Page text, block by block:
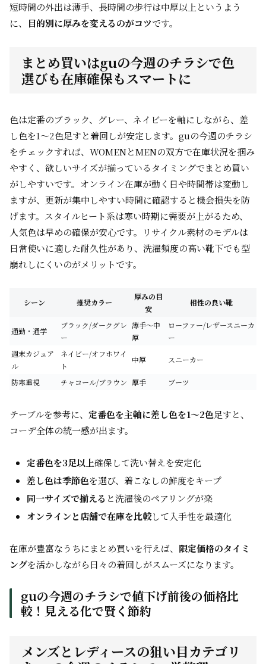
短時間の外出は薄手、長時間の歩行は中厚以上というよう
に、
目的別に厚みを変えるのがコツです。
まとめ買いはguの今週のチラシで色
選びも在庫確保もスマートに
色は定番のブラック、グレー、ネイビーを軸にしながら、差
し色を1～2色足すと着回しが安定します。guの今週のチラシ
をチェックすれば、WOMENとMENの双方で在庫状況を掴み
やすく、欲しいサイズが揃っているタイミングでまとめ買い
がしやすいです。オンライン在庫が動く日や時間帯は変動し
ますが、更新が集中しやすい時間に確認すると機会損失を防
げます。スタイルヒート系は寒い時期に需要が上がるため、
人気色は早めの確保が安心です。リサイクル素材のモデルは
日常使いに適した耐久性があり、洗濯頻度の高い靴下でも型
崩れしにくいのがメリットです。
シーン 推奨カラー
厚みの目
安
相性の良い靴
通勤・通学
ブラック/ダークグレ
ー
薄手～中
厚
ローファー/レザースニーカ
ー
週末カジュア
ル
ネイビー/オフホワイ
ト
中厚 スニーカー
防寒重視 チャコール/ブラウン 厚手 ブーツ
テーブルを参考に、 定番色を主軸に差し色を1～2色足すと、
コーデ全体の統一感が出ます。
定番色を3足以上確保して洗い替えを安定化
差し色は季節色を選び、着こなしの鮮度をキープ
同一サイズで揃える と洗濯後のペアリングが楽
オンラインと店舗で在庫を比較して入手性を最適化
在庫が豊富なうちにまとめ買いを行えば、 限定価格のタイミ
ングを活かしながら日々の着回しがスムーズになります。
guの今週のチラシで値下げ前後の価格比
較！見える化で賢く節約
メンズとレディースの狙い目カテゴリ